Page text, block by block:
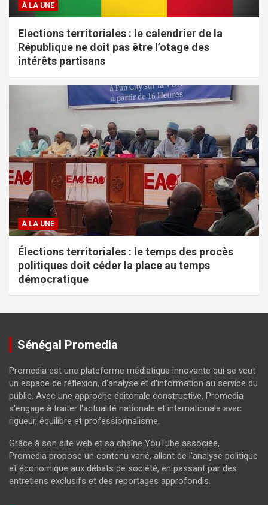
À LA UNE
Elections territoriales : le calendrier de la
République ne doit pas être l’otage des
intérêts partisans
À LA UNE
Élections territoriales : le temps des procès
politiques doit céder la place au temps
démocratique
Sénégal Promedia
Promedia est une plateforme médiatique innovante qui se veut
un espace de réflexion, d'analyse et d'information au service du
public. Avec une approche éditoriale constructive, Promedia
s'engage à traiter l'actualité nationale et internationale avec
rigueur, équilibre et professionnalisme.
Grâce à son site web et sa chaîne YouTube associée,
Promedia propose un contenu varié, allant de l'analyse politique
et économique aux débats de société, en passant par des
entretiens exclusifs et des reportages approfondis.